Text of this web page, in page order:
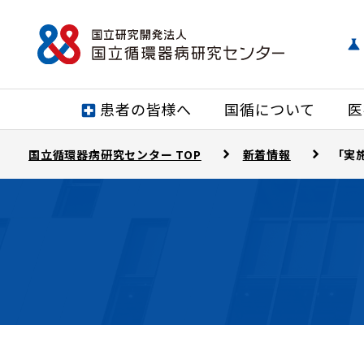
患者の皆様へ 国循について
国立循環器病研究センター TOP 新着情報 「